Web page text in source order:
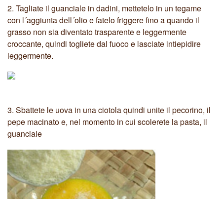
2. Tagliate il guanciale in dadini, mettetelo in un tegame
con l´aggiunta dell´olio e fatelo friggere fino a quando il
grasso non sia diventato trasparente e leggermente
croccante, quindi togliete dal fuoco e lasciate intiepidire
leggermente.
3. Sbattete le uova in una ciotola quindi unite il pecorino, il
pepe macinato e, nel momento in cui scolerete la pasta, il
guanciale